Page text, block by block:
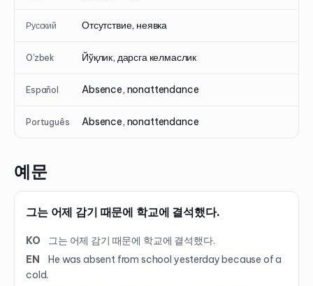
Русский Отсутствие, неявка
O'zbek Йўқлик, дарсга келмаслик
Español Absence, nonattendance
Português Absence, nonattendance
예문
그는 어제 감기 때문에 학교에 결석했다.
KO
그는 어제 감기 때문에 학교에 결석했다.
EN
He was absent from school yesterday because of a
cold.